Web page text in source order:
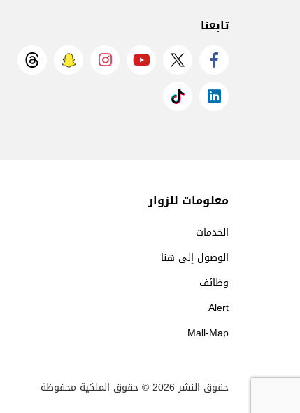
تابعنا
معلومات للزوار
الخدمات
الوصول إلى هنا
وظائف
Alert
Mall-Map
حقوق النشر 2026 © حقوق الملكية محفوظة